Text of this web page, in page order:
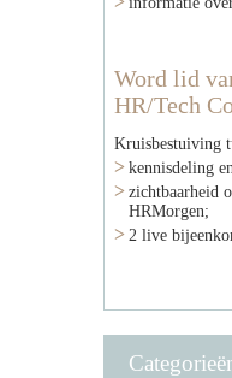
Word lid
HR/Tech
Kruisbestuiving
kennisdeling
zichtbaarheid
HRMorgen;
2 live